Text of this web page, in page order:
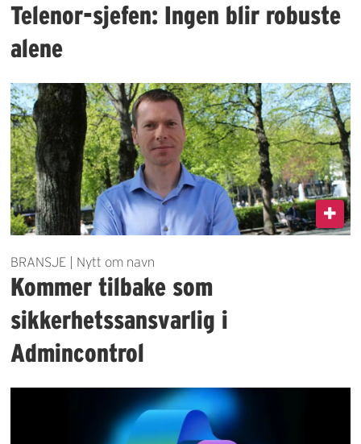
Telenor-sjefen: Ingen blir robuste
alene
BRANSJE | Nytt om navn
Kommer tilbake som
sikkerhetssansvarlig i
Admincontrol